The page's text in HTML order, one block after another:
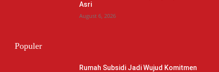
Asri
August 6, 2026
Populer
Rumah Subsidi Jadi Wujud Komitmen